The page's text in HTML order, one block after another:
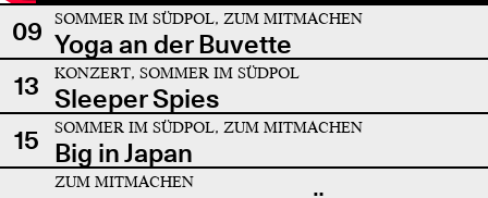
09 SOMMER IM SÜDPOL, ZUM MITMACHEN
Yoga an der Buvette
13
KONZERT, SOMMER IM SÜDPOL
Sleeper Spies
15
SOMMER IM SÜDPOL, ZUM MITMACHEN
Big in Japan
ZUM MITMACHEN